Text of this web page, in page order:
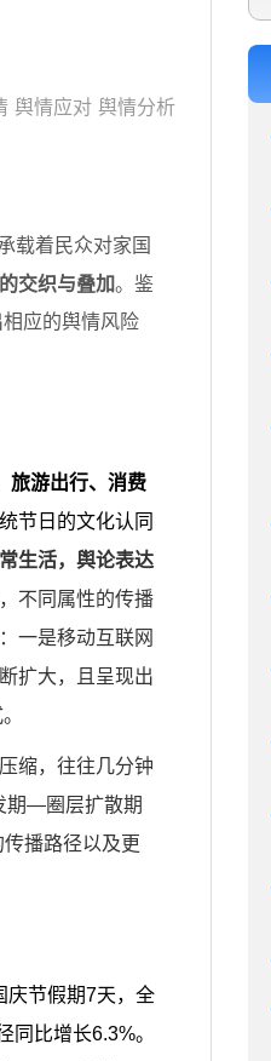
舆情应对 舆情分析
载着民众对家国
交织与叠加。鉴
相应的舆情风险
旅游出行、消费
节日的文化认同
生活，舆论表达
不同属性的传播
一是移动互联网
扩大，且呈现出
缩，往往几分钟
期—圈层扩散期
播路径以及更
庆节假期7天，全
比增长6.3%。